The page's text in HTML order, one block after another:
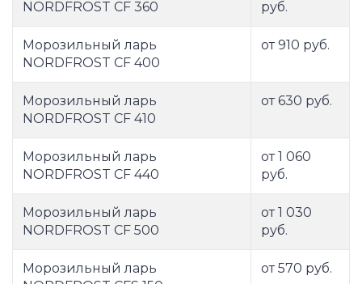
NORDFROST CF 360
руб.
Морозильный ларь
NORDFROST CF 400
от 910 руб.
Морозильный ларь
NORDFROST CF 410
от 630 руб.
Морозильный ларь
NORDFROST CF 440
от 1 060
руб.
Морозильный ларь
NORDFROST CF 500
от 1 030
руб.
Морозильный ларь
от 570 руб.